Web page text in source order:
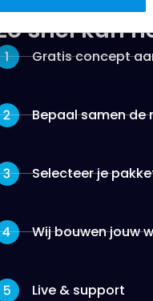
snel kan
Gratis concept
Bepaal samen de
Selecteer je
Wij bouwen jouw
Live & support